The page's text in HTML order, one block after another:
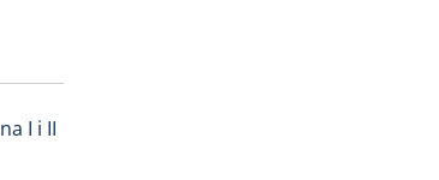
I i II